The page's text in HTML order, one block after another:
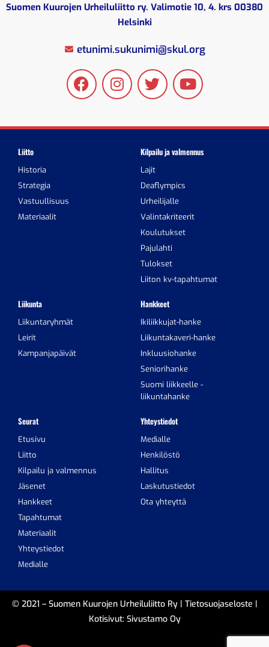
Suomen Kuurojen Urheiluliitto ry. Valimotie 10, 4. krs 00380
Helsinki
etunimi.sukunimi@skul.org
Liitto
Historia
Strategia
Vastuullisuus
Materiaalit
Kilpailu ja valmennus
Lajit
Deaflympics
Urheilijalle
Valintakriteerit
Koulutukset
Pajulahti
Tulokset
Liiton kv-tapahtumat
Liikunta
Liikuntaryhmät
Leirit
Kampanjapäivät
Hankkeet
Ikiliikkujat-hanke
Liikuntakaveri-hanke
Inkluusiohanke
Seniorihanke
Suomi liikkeelle -
liikuntahanke
Seurat
Etusivu
Liitto
Kilpailu ja valmennus
Jäsenet
Hankkeet
Tapahtumat
Materiaalit
Yhteystiedot
Medialle
Yhteystiedot
Medialle
Henkilöstö
Hallitus
Laskutustiedot
Ota yhteyttä
© 2021 – Suomen Kuurojen Urheiluliitto Ry | Tietosuojaseloste |
Kotisivut: Sivustamo Oy